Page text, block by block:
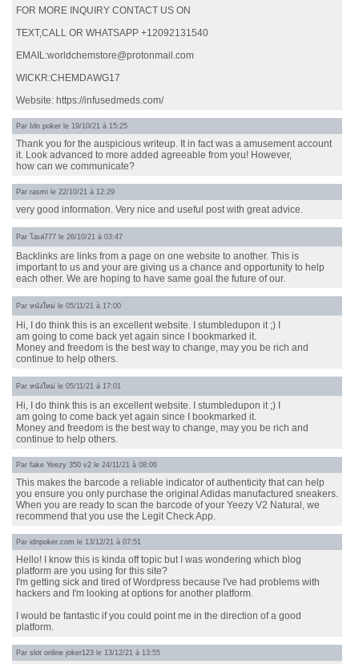
FOR MORE INQUIRY CONTACT US ON
TEXT,CALL OR WHATSAPP +12092131540
EMAIL:worldchemstore@protonmail.com
WICKR:CHEMDAWG17
Website: https://infusedmeds.com/
Par Idn poker le 19/10/21 à 15:25
Thank you for the auspicious writeup. It in fact was a amusement account
it. Look advanced to more added agreeable from you! However,
how can we communicate?
Par rasmi le 22/10/21 à 12:29
very good information. Very nice and useful post with great advice.
Par โอเล่777 le 26/10/21 à 03:47
Backlinks are links from a page on one website to another. This is
important to us and your are giving us a chance and opportunity to help
each other. We are hoping to have same goal the future of our.
Par หนังใหม่ le 05/11/21 à 17:00
Hi, I do think this is an excellent website. I stumbledupon it ;) I
am going to come back yet again since I bookmarked it.
Money and freedom is the best way to change, may you be rich and
continue to help others.
Par หนังใหม่ le 05/11/21 à 17:01
Hi, I do think this is an excellent website. I stumbledupon it ;) I
am going to come back yet again since I bookmarked it.
Money and freedom is the best way to change, may you be rich and
continue to help others.
Par fake Yeezy 350 v2 le 24/11/21 à 08:06
This makes the barcode a reliable indicator of authenticity that can help
you ensure you only purchase the original Adidas manufactured sneakers.
When you are ready to scan the barcode of your Yeezy V2 Natural, we
recommend that you use the Legit Check App.
Par idnpoker.com le 13/12/21 à 07:51
Hello! I know this is kinda off topic but I was wondering which blog
platform are you using for this site?
I'm getting sick and tired of Wordpress because I've had problems with
hackers and I'm looking at options for another platform.
I would be fantastic if you could point me in the direction of a good
platform.
Par slot online joker123 le 13/12/21 à 13:55